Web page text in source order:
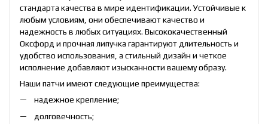
стандарта качества в мире идентификации. Устойчивые к
любым условиям, они обеспечивают качество и
надежность в любых ситуациях. Высококачественный
Оксфорд и прочная липучка гарантируют длительность и
удобство использования, а стильный дизайн и четкое
исполнение добавляют изысканности вашему образу.
Наши патчи имеют следующие преимущества:
надежное крепление;
долговечность;